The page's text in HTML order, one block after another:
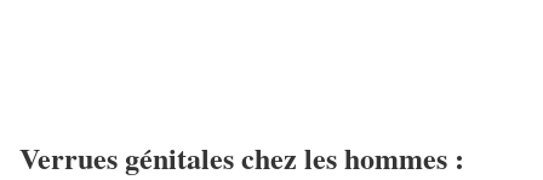
Verrues génitales chez les hommes :